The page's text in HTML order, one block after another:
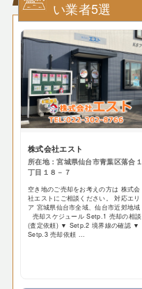
い業者5選
株式会社エスト
所在地：宮城県仙台市青葉区落合１
丁目１８－７
空き地のご売却をお考えの方は 株式会
社エストにご相談ください。 対応エリ
ア 宮城県仙台市全域、仙台市近郊地域
売却スケジュール Setp.1 売却の相談
(査定依頼) ▼ Setp.2 境界線の確認 ▼
Setp.3 売却依頼 ...